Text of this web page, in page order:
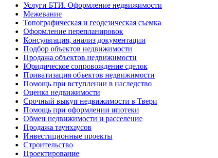
Услуги БТИ. Оформление недвижимости
Межевание
Топографическая и геодезическая съемка
Оформление перепланировок
Консультация, анализ документации
Подбор объектов недвижимости
Продажа объектов недвижимости
Юридическое сопровождение сделок
Приватизация объектов недвижимости
Помощь при вступлении в наследство
Оценка недвижимости
Срочный выкуп недвижимости в Твери
Помощь при оформлении ипотеки
Обмен недвижимости и расселение
Продажа таунхаусов
Инвестиционные проекты
Строительство
Проектирование